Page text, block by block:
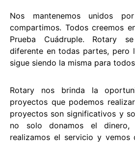
Nos mantenemos unidos
compartimos. Todos creemos
Prueba Cuádruple. Rotary
diferente en todas partes, pero
sigue siendo la misma para
Rotary nos brinda la
proyectos que podemos
proyectos son significativos y
no solo donamos el dinero,
realizamos el servicio y vemos